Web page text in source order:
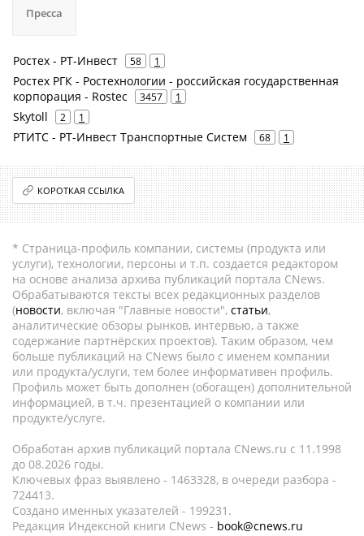
Пресса
Ростех - РТ-Инвест 58 1
Ростех РГК - Ростехнологии - российская государственная
корпорация - Rostec
3457 1
Skytoll 2 1
РТИТС - РТ-Инвест Транспортные Систем 68 1
КОРОТКАЯ ССЫЛКА
* Страница-профиль компании, системы (продукта или
услуги), технологии, персоны и т.п. создается редактором
на основе анализа архива публикаций портала CNews.
Обрабатываются тексты всех редакционных разделов
(новости, включая "Главные новости", статьи,
аналитические обзоры рынков, интервью, а также
содержание партнёрских проектов). Таким образом, чем
больше публикаций на CNews было с именем компании
или продукта/услуги, тем более информативен профиль.
Профиль может быть дополнен (обогащен) дополнительной
информацией, в т.ч. презентацией о компании или
продукте/услуге.
Обработан архив публикаций портала CNews.ru c 11.1998
до 08.2026 годы.
Ключевых фраз выявлено - 1463328, в очереди разбора -
724413.
Создано именных указателей - 199231.
Редакция Индексной книги CNews - book@cnews.ru